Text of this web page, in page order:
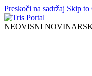
Preskoči na sadržaj Skip to
NEOVISNI